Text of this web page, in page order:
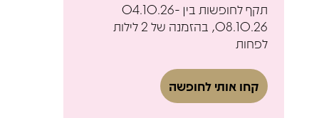
תקף לחופשות בין 04.10.26-
08.10.26, בהזמנה של 2 לילות
לפחות
קחו אותי לחופשה